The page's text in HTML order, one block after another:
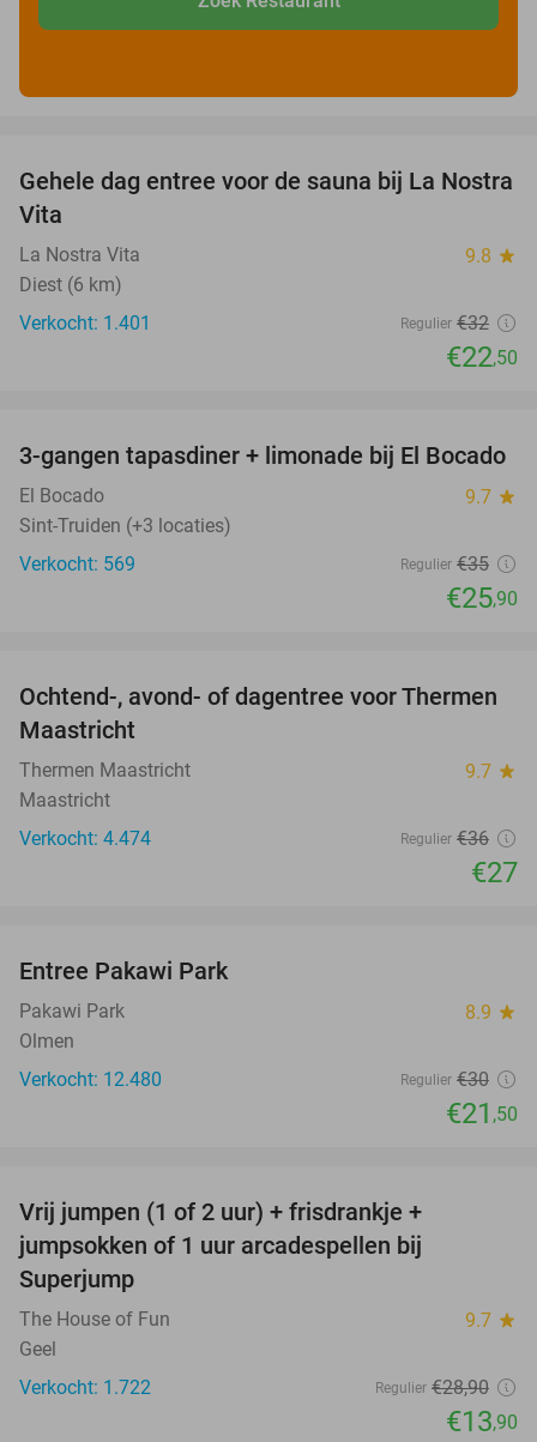
30%
Gehele dag entree voor de sauna bij La Nostra
Vita
La Nostra Vita 9.8 star
Diest (6 km)
Verkocht: 1.401
Regulier €32
€22,50
26%
3-gangen tapasdiner + limonade bij El Bocado
El Bocado 9.7 star
Sint-Truiden (+3 locaties)
Verkocht: 569
Regulier €35
€25,90
25%
Ochtend-, avond- of dagentree voor Thermen
Maastricht
Thermen Maastricht 9.7 star
Maastricht
Verkocht: 4.474
Regulier €36
€27
Entree Pakawi Park
Pakawi Park 8.9 star
Olmen
Verkocht: 12.480
Regulier €30
€21 ,50
Vrij jumpen (1 of 2 uur) + frisdrankje +
jumpsokken of 1 uur arcadespellen bij
Superjump
The House of Fun 9.7 star
Geel
Verkocht: 1.722
Regulier €28,90
€13,90